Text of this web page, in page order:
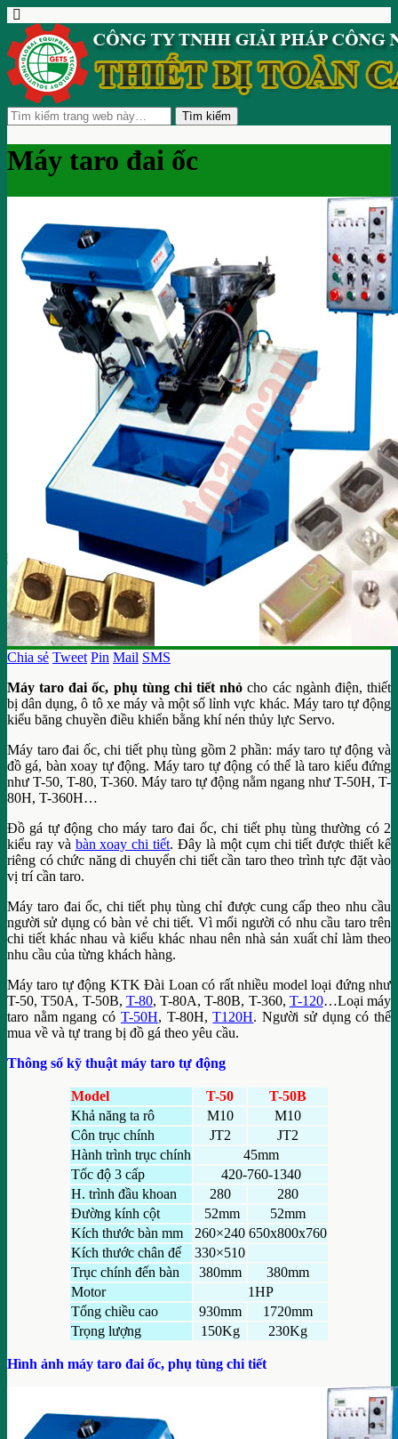
Máy taro đai ốc
Chia sẻ Tweet Pin Mail SMS
Máy taro đai ốc, phụ tùng chi tiết nhỏ cho các ngành điện, thiết
bị dân dụng, ô tô xe máy và một số lỉnh vực khác. Máy taro tự động
kiểu băng chuyền điều khiển bằng khí nén thủy lực Servo.
Máy taro đai ốc, chi tiết phụ tùng gồm 2 phần: máy taro tự động và
đồ gá, bàn xoay tự động. Máy taro tự động có thể là taro kiểu đứng
như T-50, T-80, T-360. Máy taro tự động nằm ngang như T-50H, T-
80H, T-360H…
Đồ gá tự động cho máy taro đai ốc, chi tiết phụ tùng thường có 2
kiểu ray và bàn xoay chi tiết. Đây là một cụm chi tiết được thiết kế
riêng có chức năng di chuyển chi tiết cần taro theo trình tực đặt vào
vị trí cần taro.
Máy taro đai ốc, chi tiết phụ tùng chỉ được cung cấp theo nhu cầu
người sử dụng có bàn vẻ chi tiết. Vì mổi người có nhu cầu taro trên
chi tiết khác nhau và kiểu khác nhau nên nhà sản xuất chỉ làm theo
nhu cầu của từng khách hàng.
Máy taro tự động KTK Đài Loan có rất nhiều model loại đứng như
T-50, T50A, T-50B, T-80, T-80A, T-80B, T-360, T-120…Loại máy
taro nằm ngang có T-50H, T-80H,T120H. Người sử dụng có thể
mua về và tự trang bị đồ gá theo yêu cầu.
Thông số kỹ thuật máy taro tự động
Model T-50
T-50B
Khả năng ta rô
M10
M10
Côn trục chính
JT2
JT2
Hành trình trục chính
45mm
Tốc độ 3 cấp
420-760-1340
H. trình đầu khoan
280
280
Đường kính cột
52mm
52mm
Kích thước bàn mm
260×240 650x800x760
Kích thước chân đế
330×510
Trục chính đến bàn
380mm
380mm
Motor
1HP
Tổng chiều cao
930mm
1720mm
Trọng lượng
150Kg 230Kg
Hình ảnh máy taro đai ốc, phụ tùng chi tiết